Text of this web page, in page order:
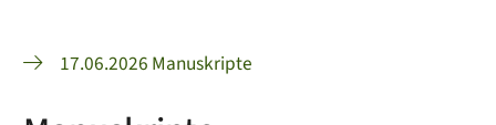
17.06.2026 Manuskripte